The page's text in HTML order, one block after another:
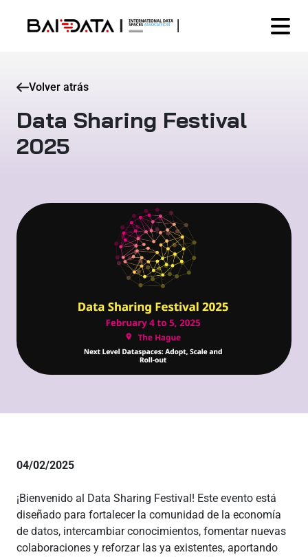
Volver atrás
Data Sharing Festival​
2025
04/02/2025
¡Bienvenido al Data Sharing Festival! Este evento está
diseñado para fortalecer la comunidad de la economía
de datos, intercambiar conocimientos, fomentar nuevas
colaboraciones y reforzar las ya existentes, aportando